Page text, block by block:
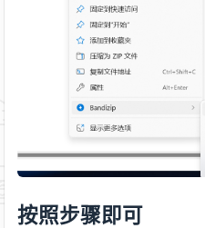
按照步骤即可